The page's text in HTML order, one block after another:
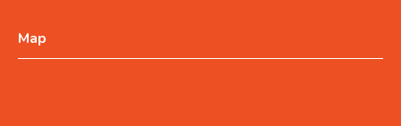
Map